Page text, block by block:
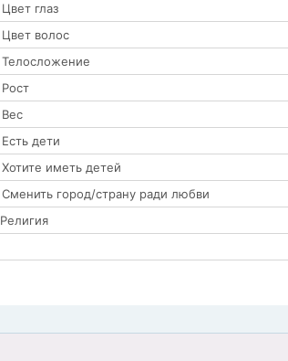
Цвет глаз
Цвет волос
Телосложение
Рост
Вес
Есть дети
Хотите иметь детей
Сменить город/страну ради любви
Религия